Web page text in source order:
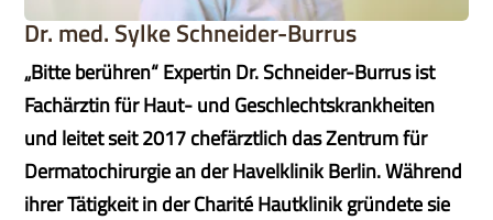
Dr. med. Sylke Schneider-Burrus
„Bitte berühren“ Expertin Dr. Schneider-Burrus ist
Fachärztin für Haut- und Geschlechtskrankheiten
und leitet seit 2017 chefärztlich das Zentrum für
Dermatochirurgie an der Havelklinik Berlin. Während
ihrer Tätigkeit in der Charité Hautklinik gründete sie